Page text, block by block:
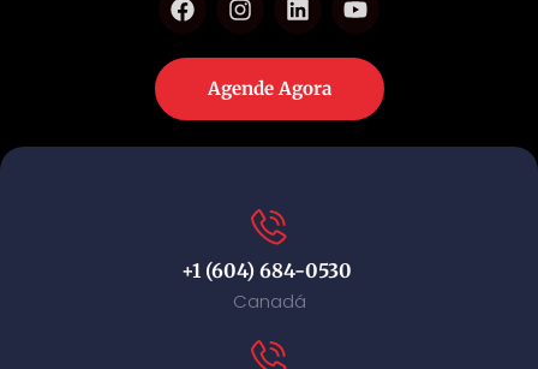
Agende Agora
+1 (604) 684-0530
Canadá